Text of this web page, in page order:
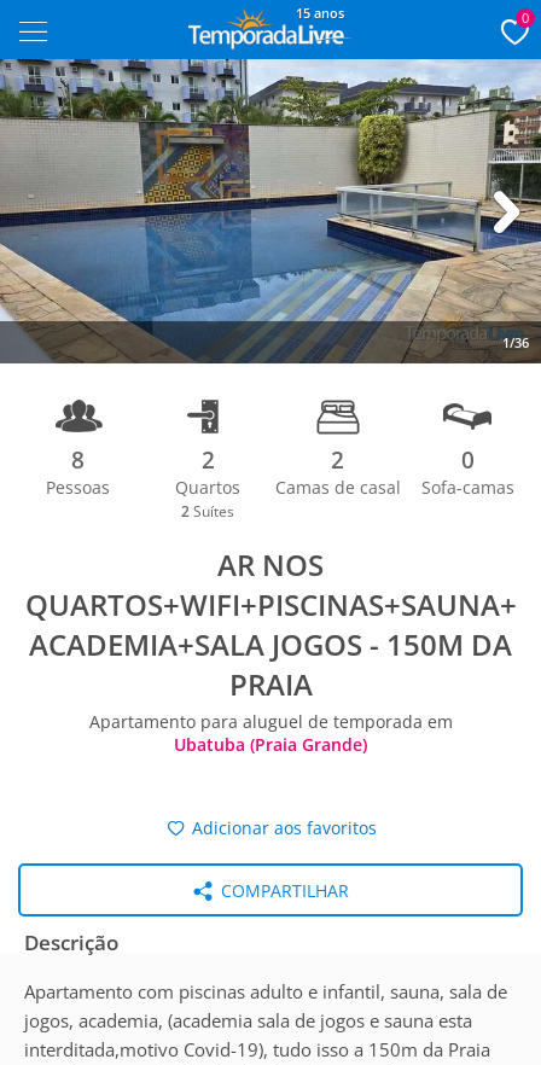
15 anos 0
1/36
Next
8
Pessoas
2
Quartos
2 Suítes
2
Camas de casal
0
Sofa-camas
AR NOS
QUARTOS+WIFI+PISCINAS+SAUNA+
ACADEMIA+SALA JOGOS - 150M DA
PRAIA
Apartamento para aluguel de temporada em
Ubatuba (Praia Grande)
Adicionar aos favoritos
COMPARTILHAR
Descrição
Apartamento com piscinas adulto e infantil, sauna, sala de
jogos, academia, (academia sala de jogos e sauna esta
interditada,motivo Covid-19), tudo isso a 150m da Praia